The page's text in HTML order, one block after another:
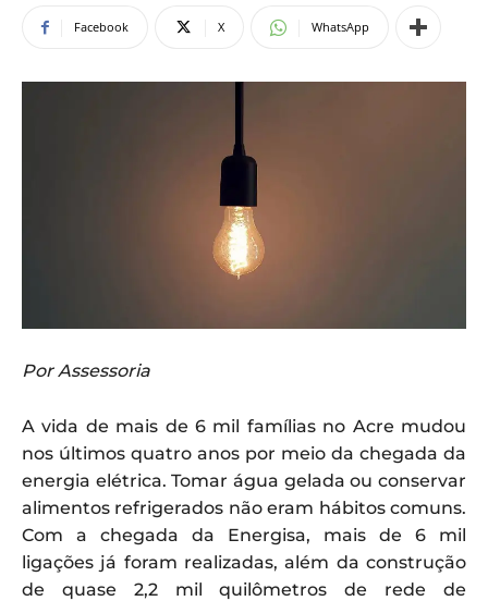
Facebook X WhatsApp
Por Assessoria
A vida de mais de 6 mil famílias no Acre mudou
nos últimos quatro anos por meio da chegada da
energia elétrica. Tomar água gelada ou conservar
alimentos refrigerados não eram hábitos comuns.
Com a chegada da Energisa, mais de 6 mil
ligações já foram realizadas, além da construção
de quase 2,2 mil quilômetros de rede de